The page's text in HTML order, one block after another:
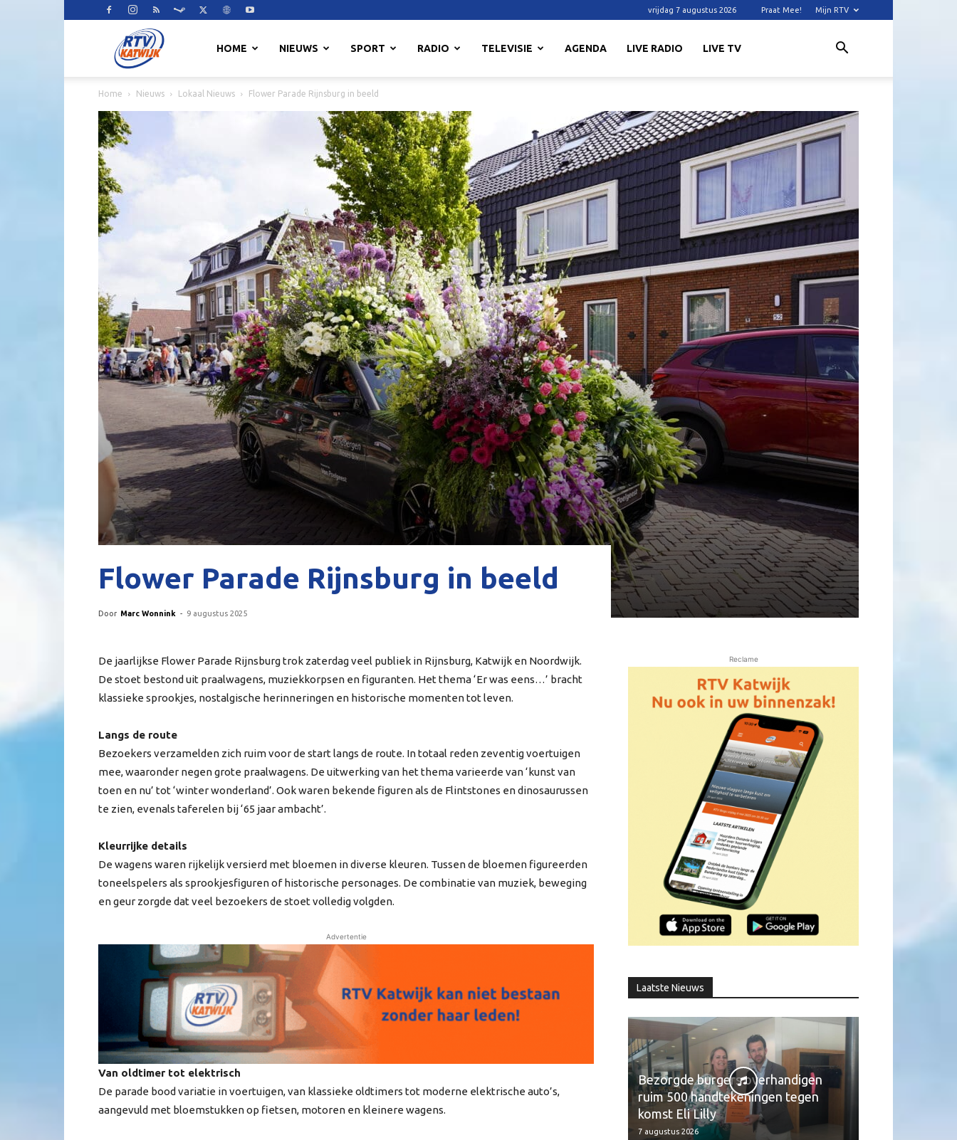
vrijdag 7 augustus 2026 Praat Mee! Mijn RTV
HOME NIEUWS SPORT RADIO TELEVISIE AGENDA LIVE RADIO LIVE TV
Home Nieuws Lokaal Nieuws Flower Parade Rijnsburg in beeld
Flower Parade Rijnsburg in beeld
Door Marc Wonnink - 9 augustus 2025
De jaarlijkse Flower Parade Rijnsburg trok zaterdag veel publiek in Rijnsburg, Katwijk en Noordwijk.
De stoet bestond uit praalwagens, muziekkorpsen en figuranten. Het thema ‘Er was eens…’ bracht
klassieke sprookjes, nostalgische herinneringen en historische momenten tot leven.
Langs de route
Bezoekers verzamelden zich ruim voor de start langs de route. In totaal reden zeventig voertuigen
mee, waaronder negen grote praalwagens. De uitwerking van het thema varieerde van ‘kunst van
toen en nu’ tot ‘winter wonderland’. Ook waren bekende figuren als de Flintstones en dinosaurussen
te zien, evenals taferelen bij ‘65 jaar ambacht’.
Kleurrijke details
De wagens waren rijkelijk versierd met bloemen in diverse kleuren. Tussen de bloemen figureerden
toneelspelers als sprookjesfiguren of historische personages. De combinatie van muziek, beweging
en geur zorgde dat veel bezoekers de stoet volledig volgden.
Advertentie
Van oldtimer tot elektrisch
De parade bood variatie in voertuigen, van klassieke oldtimers tot moderne elektrische auto’s,
aangevuld met bloemstukken op fietsen, motoren en kleinere wagens.
Reclame
Laatste Nieuws
Bezorgde burgers overhandigen
ruim 500 handtekeningen tegen
komst Eli Lilly
7 augustus 2026